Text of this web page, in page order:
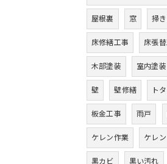
屋根裏 窓 掃
床修繕工事 床張
木部塗装 室内塗装
壁 壁修繕 ト
板金工事 雨戸
ケレン作業 ケレン
黒カビ 黒い汚れ